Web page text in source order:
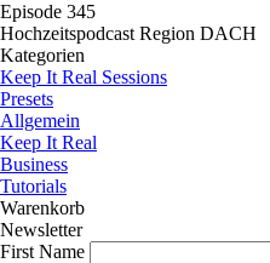
Episode 345
Hochzeitspodcast Region DACH
Kategorien
Keep It Real Sessions
Presets
Allgemein
Keep It Real
Business
Tutorials
Warenkorb
Newsletter
First Name